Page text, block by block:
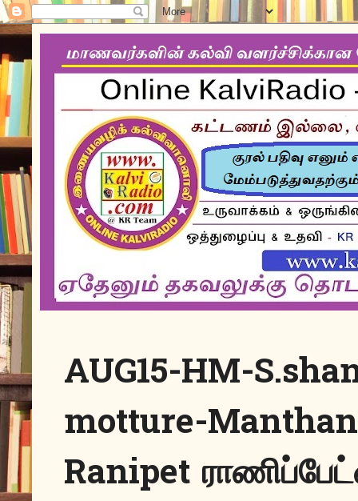
AUG15-HM-
motture-
Ranipet